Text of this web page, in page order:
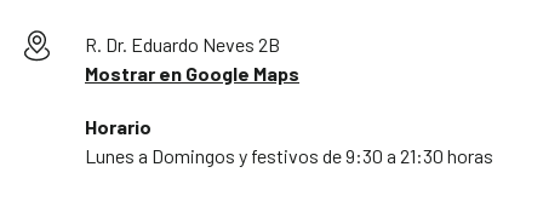
R. Dr. Eduardo Neves 2B
Mostrar en Google Maps
Horario
Lunes a Domingos y festivos de 9:30 a 21:30 horas